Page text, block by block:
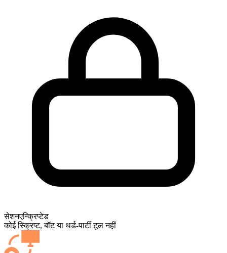
सेशनएन्क्रिप्टेड
कोई स्क्रिप्ट, बॉट या थर्ड-पार्टी टूल नहीं